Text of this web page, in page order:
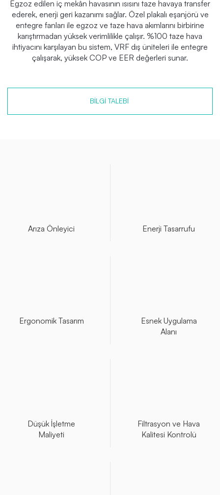
Egzoz edilen iç mekân havasının ısısını taze havaya transfer
ederek, enerji geri kazanımı sağlar. Özel plakalı eşanjörü ve
entegre fanları ile egzoz ve taze hava akımlarını birbirine
karıştırmadan yüksek verimlilikle çalışır. %100 taze hava
ihtiyacını karşılayan bu sistem, VRF dış üniteleri ile entegre
çalışarak, yüksek COP ve EER değerleri sunar.
BILGI TALEBI
Arıza Önleyici Enerji Tasarrufu
Ergonomik Tasarım
Esnek Uygulama
Alanı
Düşük İşletme
Maliyeti
Filtrasyon ve Hava
Kalitesi Kontrolü